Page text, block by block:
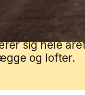
og
breder sig
sig hele
og lofter.